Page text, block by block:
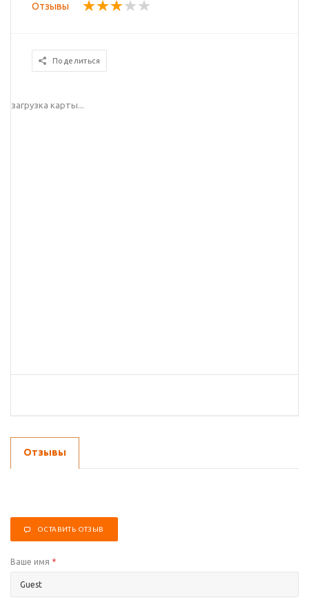
Отзывы
Поделиться
загрузка карты...
Отзывы
ОСТАВИТЬ ОТЗЫВ
Ваше имя *